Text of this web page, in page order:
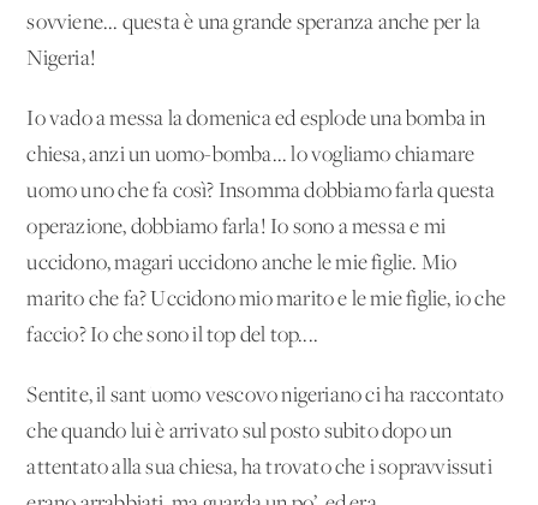
sovviene... questa è una grande speranza anche per la
Nigeria!
Io vado a messa la domenica ed esplode una bomba in
chiesa, anzi un uomo-bomba... lo vogliamo chiamare
uomo uno che fa così? Insomma dobbiamo farla questa
operazione, dobbiamo farla! Io sono a messa e mi
uccidono, magari uccidono anche le mie figlie. Mio
marito che fa? Uccidono mio marito e le mie figlie, io che
faccio? Io che sono il top del top....
Sentite, il sant'uomo vescovo nigeriano ci ha raccontato
che quando lui è arrivato sul posto subito dopo un
attentato alla sua chiesa, ha trovato che i sopravvissuti